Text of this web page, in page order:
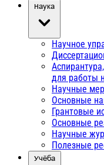
Наука
Научное
для работы
Научные
Основные
Грантовые
Основные
Научные
Полезные
Учёба